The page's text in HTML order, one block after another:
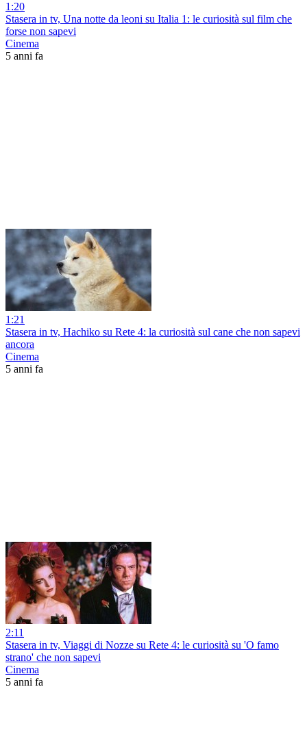
1:20
Stasera in tv, Una notte da leoni su Italia 1: le curiosità sul film che
forse non sapevi
Cinema
5 anni fa
1:21
Stasera in tv, Hachiko su Rete 4: la curiosità sul cane che non sapevi
ancora
Cinema
5 anni fa
2:11
Stasera in tv, Viaggi di Nozze su Rete 4: le curiosità su 'O famo
strano' che non sapevi
Cinema
5 anni fa